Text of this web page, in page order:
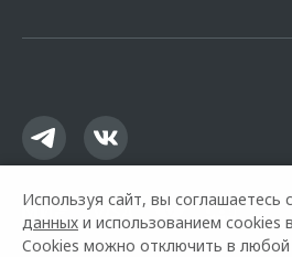
Используя сайт, вы соглашаетесь с
данных и использованием cookies
Cookies можно отключить в